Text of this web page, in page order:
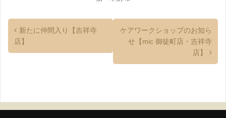
新たに仲間入り【吉祥寺
店】
ケアワークショップのお知ら
せ【mic 御徒町店・吉祥寺
店】